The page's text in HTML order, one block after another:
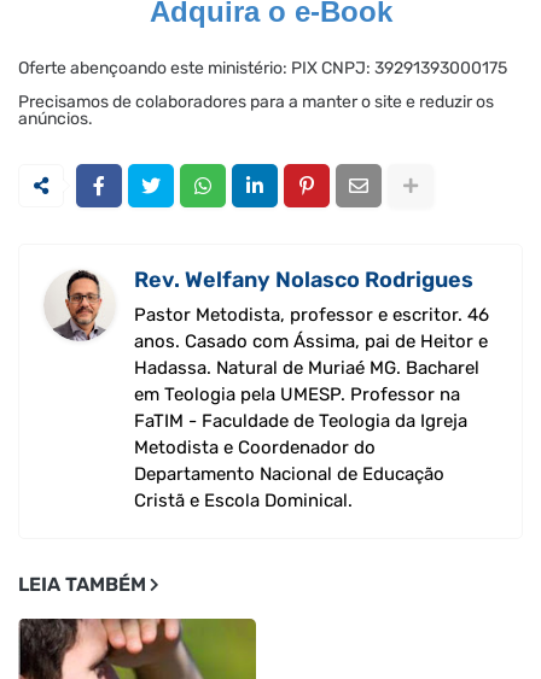
Adquira o e-Book
Oferte abençoando este ministério: PIX CNPJ: 39291393000175
Precisamos de colaboradores para a manter o site e reduzir os
anúncios.
Rev. Welfany Nolasco Rodrigues
Pastor Metodista, professor e escritor. 46
anos. Casado com Ássima, pai de Heitor e
Hadassa. Natural de Muriaé MG. Bacharel
em Teologia pela UMESP. Professor na
FaTIM - Faculdade de Teologia da Igreja
Metodista e Coordenador do
Departamento Nacional de Educação
Cristã e Escola Dominical.
LEIA TAMBÉM